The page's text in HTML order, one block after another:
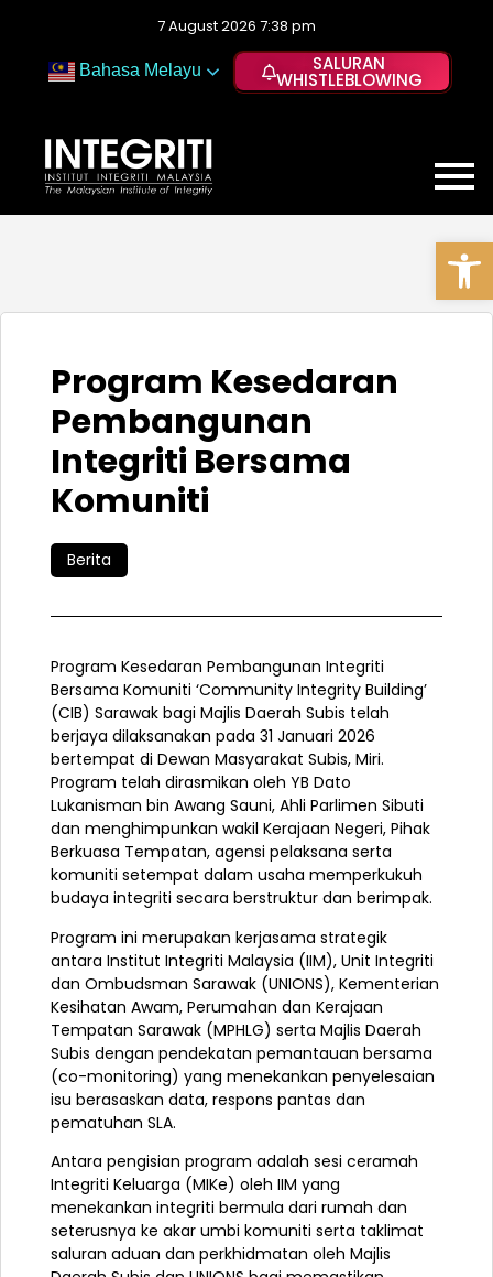
7 August 2026 7:38 pm
Bahasa Melayu SALURAN
WHISTLEBLOWING
Program Kesedaran
Pembangunan
Integriti Bersama
Komuniti
Berita
Program Kesedaran Pembangunan Integriti
Bersama Komuniti ‘Community Integrity Building’
(CIB) Sarawak bagi Majlis Daerah Subis telah
berjaya dilaksanakan pada 31 Januari 2026
bertempat di Dewan Masyarakat Subis, Miri.
Program telah dirasmikan oleh YB Dato
Lukanisman bin Awang Sauni, Ahli Parlimen Sibuti
dan menghimpunkan wakil Kerajaan Negeri, Pihak
Berkuasa Tempatan, agensi pelaksana serta
komuniti setempat dalam usaha memperkukuh
budaya integriti secara berstruktur dan berimpak.
Program ini merupakan kerjasama strategik
antara Institut Integriti Malaysia (IIM), Unit Integriti
dan Ombudsman Sarawak (UNIONS), Kementerian
Kesihatan Awam, Perumahan dan Kerajaan
Tempatan Sarawak (MPHLG) serta Majlis Daerah
Subis dengan pendekatan pemantauan bersama
(co-monitoring) yang menekankan penyelesaian
isu berasaskan data, respons pantas dan
pematuhan SLA.
Antara pengisian program adalah sesi ceramah
Integriti Keluarga (MIKe) oleh IIM yang
menekankan integriti bermula dari rumah dan
seterusnya ke akar umbi komuniti serta taklimat
saluran aduan dan perkhidmatan oleh Majlis